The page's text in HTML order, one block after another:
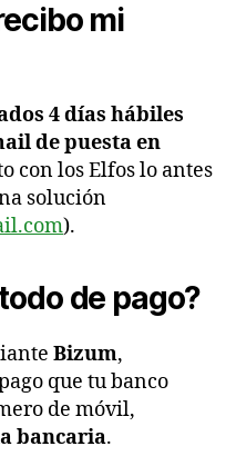
mi
4 días hábiles
de puesta en
con los Elfos lo antes
solución
).
de pago?
Bizum,
que tu banco
de móvil,
bancaria.